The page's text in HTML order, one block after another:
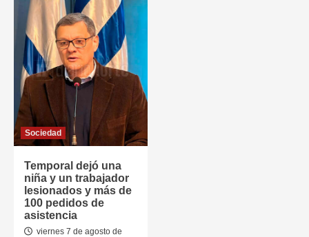
Sociedad
Temporal dejó una
niña y un trabajador
lesionados y más de
100 pedidos de
asistencia
viernes 7 de agosto de